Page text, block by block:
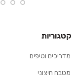
קטגוריות
מדריכים וטיפים
מטבח חיצוני